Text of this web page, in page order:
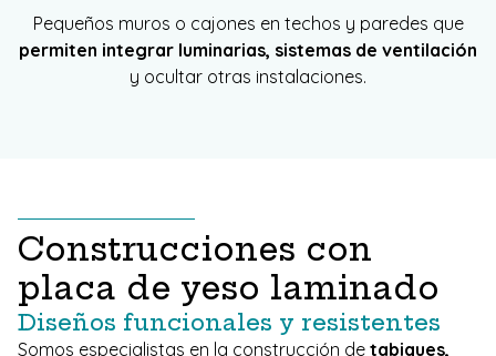
Pequeños muros o cajones en techos y paredes que
permiten integrar luminarias, sistemas de ventilación
y ocultar otras instalaciones.
Construcciones con
placa de yeso laminado
Diseños funcionales y resistentes
Somos especialistas en la construcción de tabiques,